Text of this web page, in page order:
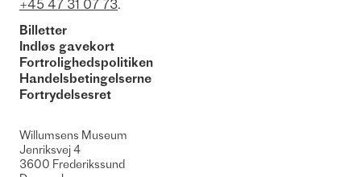
+45 47 31 07 73.
Billetter
Indløs gavekort
Fortrolighedspolitiken
Handelsbetingelserne
Fortrydelsesret
Willumsens Museum
Jenriksvej 4
3600 Frederikssund